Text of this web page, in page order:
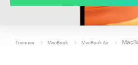
Главная MacBook MacBook Air